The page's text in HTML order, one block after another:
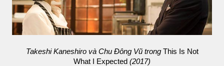
Takeshi Kaneshiro và Chu Đông Vũ trongThis Is Not
What I Expected (2017)